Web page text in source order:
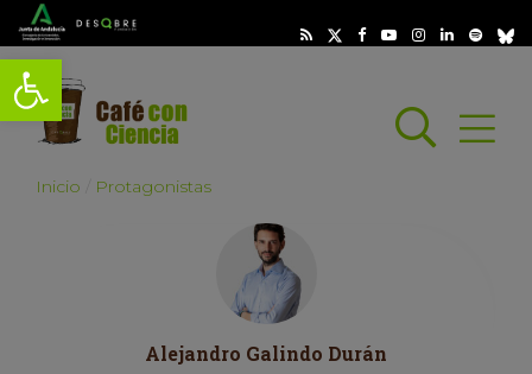
Abrir barra de herramientas
Abrir
Inicio Protagonistas
Alejandro Galindo Durán